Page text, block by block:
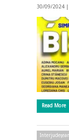
30/09/2024 |
Read More